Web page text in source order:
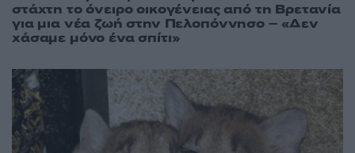
στάχτη το όνειρο οικογένειας από τη Βρετανία
για μια νέα ζωή στην Πελοπόννησο – «Δεν
χάσαμε μόνο ένα σπίτι»